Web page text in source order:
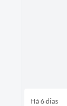
Há 6 dias